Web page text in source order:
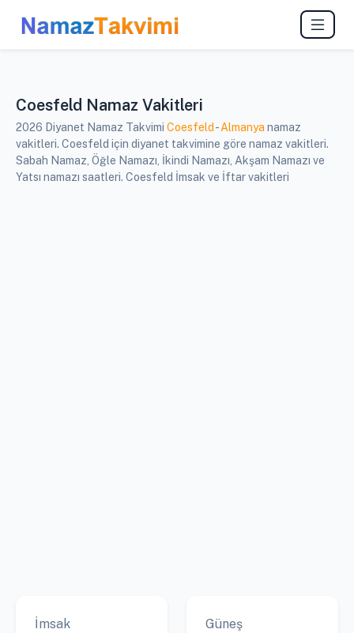
Coesfeld Namaz Vakitleri
2026 Diyanet Namaz Takvimi Coesfeld -Almanya namaz
vakitleri. Coesfeld için diyanet takvimine göre namaz vakitleri.
Sabah Namaz, Öğle Namazı, İkindi Namazı, Akşam Namazı ve
Yatsı namazı saatleri. Coesfeld İmsak ve İftar vakitleri
İmsak Güneş